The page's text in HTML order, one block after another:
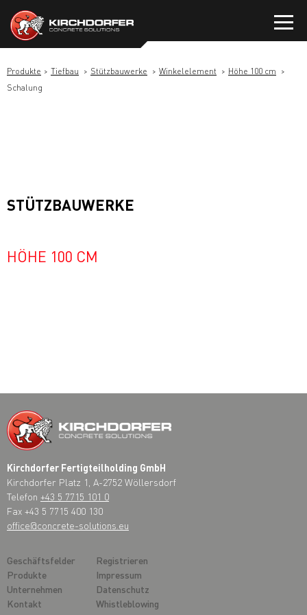
Inhalt
springen
Produkte Tiefbau Stützbauwerke Winkelelement
Höhe 100 cm
Schalung
STÜTZBAUWERKE
HÖHE 100 CM
Kirchdorfer Fertigteilholding GmbH
Kirchdorfer Platz 1, A-2752 Wöllersdorf
Telefon +43 5 7715 101 0
Fax +43 5 7715 400 130
office@concrete-solutions.eu
Geschäftsfelder
Produkte
Unternehmen
Kontakt
Registrieren
Impressum
Datenschutz
Whistleblowing